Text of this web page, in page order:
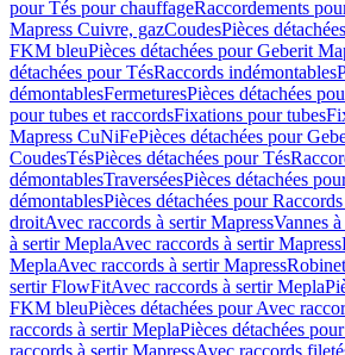
pour Tés pour chauffageRaccordements
Mapress Cuivre, gazCoudesPièces
FKM bleuPièces détachées pour Geberit
détachées pour TésRaccords indémontables
démontablesFermeturesPièces détachées
pour tubes et raccordsFixations pour tubes
Mapress CuNiFePièces détachées pour
CoudesTésPièces détachées pour Tés
démontablesTraverséesPièces détachées
démontablesPièces détachées pour
droitAvec raccords à sertir MapressVannes
à sertir MeplaAvec raccords à sertir Mapress
MeplaAvec raccords à sertir Mapress
sertir FlowFitAvec raccords à sertir Mepla
FKM bleuPièces détachées pour Avec
raccords à sertir MeplaPièces détachées
raccords à sertir MapressAvec raccords